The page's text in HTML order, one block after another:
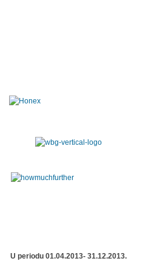
U periodu 01.04.2013- 31.12.2013.